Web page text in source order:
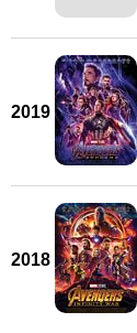
2019
2018